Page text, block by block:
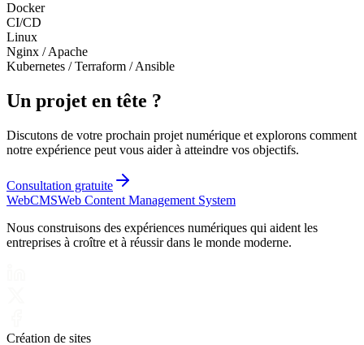
Docker
CI/CD
Linux
Nginx / Apache
Kubernetes / Terraform / Ansible
Un projet en tête ?
Discutons de votre prochain projet numérique et explorons comment
notre expérience peut vous aider à atteindre vos objectifs.
Consultation gratuite
WebCMSWeb Content Management System
Nous construisons des expériences numériques qui aident les
entreprises à croître et à réussir dans le monde moderne.
Création de sites